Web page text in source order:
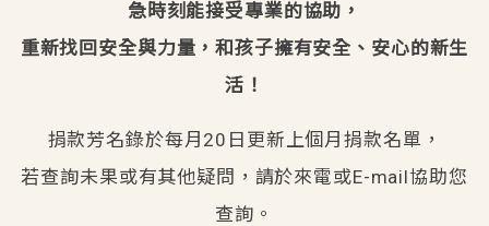
急時刻能接受專業的協助，
重新找回安全與力量，和孩子擁有安全、安心的新生
活！
捐款芳名錄於每月20日更新上個月捐款名單，
若查詢未果或有其他疑問，請於來電或E-mail協助您
查詢。